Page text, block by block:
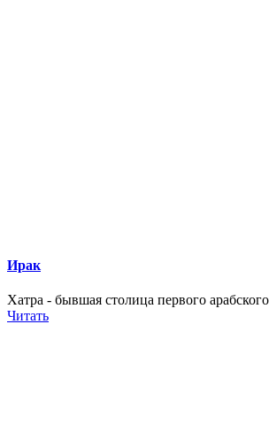
Ирак
Хатра - бывшая столица первого
Читать